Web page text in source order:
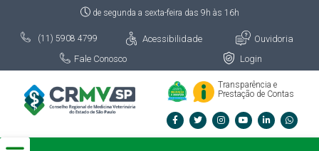
de segunda a sexta-feira das 9h às 16h
(11) 5908 4799 Acessibilidade
Ouvidoria
Fale Conosco
Login
Transparência e
Prestação de Contas